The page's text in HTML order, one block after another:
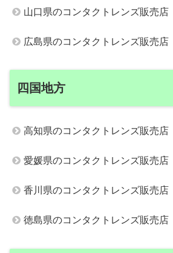
山口県のコンタクトレンズ販売店
広島県のコンタクトレンズ販売店
四国地方
高知県のコンタクトレンズ販売店
愛媛県のコンタクトレンズ販売店
香川県のコンタクトレンズ販売店
徳島県のコンタクトレンズ販売店